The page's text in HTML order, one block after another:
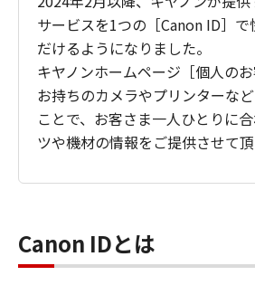
サービスを1つの［Canon ID］
だけるようになりました。
キヤノンホームページ［個人のお
お持ちのカメラやプリンターな
ことで、お客さま一人ひとりに
ツや機材の情報をご提供させて頂
Canon IDとは